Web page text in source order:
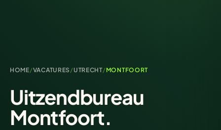
HOME/VACATURES / UTRECHT/ MONTFOORT
Uitzendbureau
Montfoort.